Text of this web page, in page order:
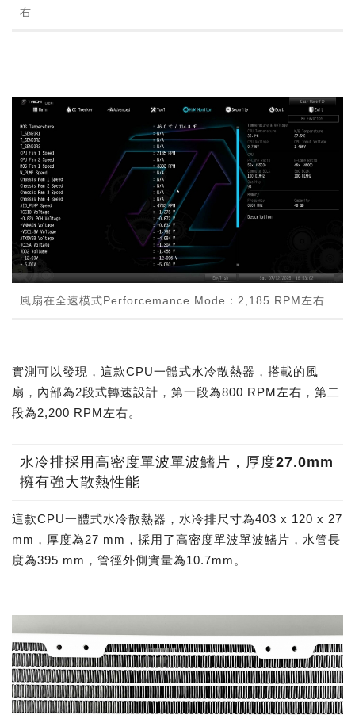
右
風扇在全速模式Perforcemance Mode：2,185 RPM左右
實測可以發現，這款CPU一體式水冷散熱器，搭載的風
扇，內部為2段式轉速設計，第一段為800 RPM左右，第二
段為2,200 RPM左右。
水冷排採用高密度單波單波鰭片，厚度27.0mm
擁有強大散熱性能
這款CPU一體式水冷散熱器，水冷排尺寸為403 x 120 x 27
mm，厚度為27 mm，採用了高密度單波單波鰭片，水管長
度為395 mm，管徑外側實量為10.7mm。